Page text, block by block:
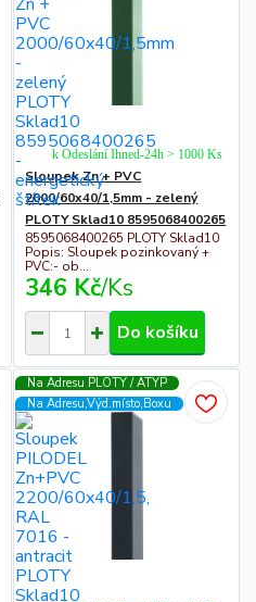
Sloupek Zn + PVC
2000/60x40/1,5mm - zelený
PLOTY Sklad10 8595068400265
8595068400265 PLOTY Sklad10
Popis: Sloupek pozinkovaný +
PVC:- ob...
346 Kč/Ks
k Odeslání Ihned-24h > 1000 Ks
Do košíku
Na Adresu PLOTY / ATYP
Na Adresu,Výd.místo,Boxu